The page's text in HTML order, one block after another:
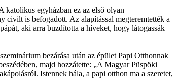
katolikus egyházban ez az első olyan
civilt is befogadott. Az alapítással megteremtették a
aki arra buzdította a híveket, hogy látogassák
bezárása után az épület Papi Otthonnak
majd hozzátette: „A Magyar Püspöki
Istennek hála, a papi otthon ma a szeretet,